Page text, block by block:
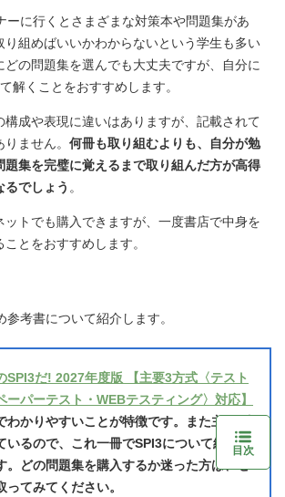
ーに行くとさまざまな対策本や問題集があ
り組めばいいかわからないという学生も多い
どの問題集を選んでも大丈夫ですが、自分に
解くことをおすすめします。
構成や表現に違いはありますが、記載されて
ません。 何冊も取り組むよりも、自分が勉
題集を完璧に覚えるまで取り組んだ方が高得
るでしょう 。
ットでも購入できますが、一度書店で中身を
とをおすすめします。
考書について紹介します。
SPI3だ! 2027年度版 【主要3方式〈テスト
ーパーテスト・WEBテスティング〉対応】
わかりやすいことが特徴です。また主要3方
いるので、これ一冊でSPI3について網羅で
。どの問題集を購入するか迷った方は、ぜ
ってみてください。
目次